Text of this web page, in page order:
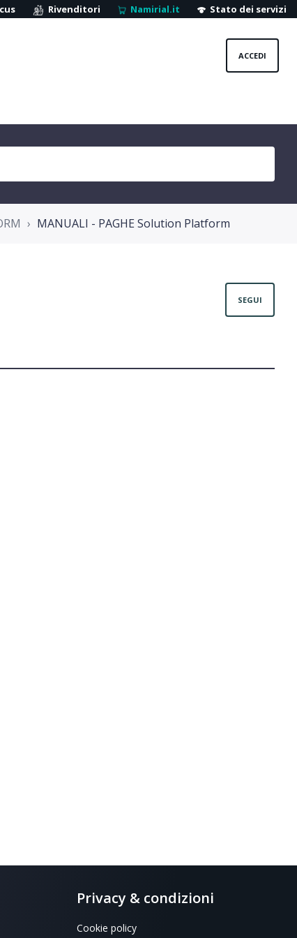
Rivenditori Namirial.it Stato dei servizi
ACCEDI
MANUALI - PAGHE Solution Platform
SEGUI
Privacy & condizioni
Cookie policy